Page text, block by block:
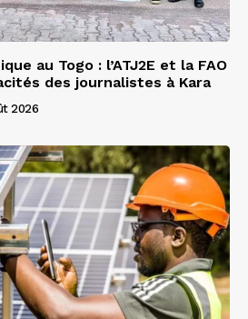
au Togo : l’ATJ2E et la FAO
des journalistes à Kara
2026